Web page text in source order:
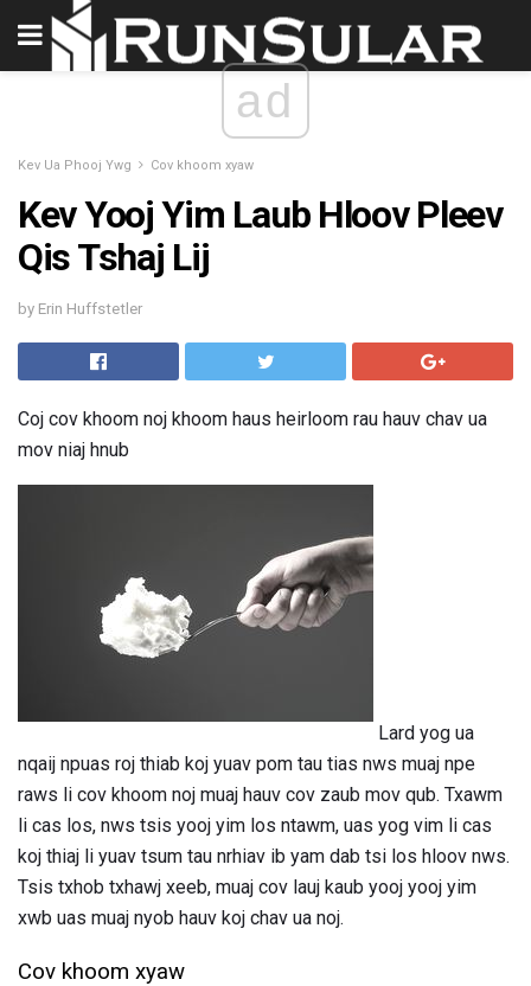
ad
Kev Ua Phooj Ywg Cov khoom xyaw
Kev Yooj Yim Laub Hloov Pleev
Qis Tshaj Lij
by Erin Huffstetler
Coj cov khoom noj khoom haus heirloom rau hauv chav ua
mov niaj hnub
Lard yog ua
nqaij npuas roj thiab koj yuav pom tau tias nws muaj npe
raws li cov khoom noj muaj hauv cov zaub mov qub. Txawm
li cas los, nws tsis yooj yim los ntawm, uas yog vim li cas
koj thiaj li yuav tsum tau nrhiav ib yam dab tsi los hloov nws.
Tsis txhob txhawj xeeb, muaj cov lauj kaub yooj yooj yim
xwb uas muaj nyob hauv koj chav ua noj.
Cov khoom xyaw